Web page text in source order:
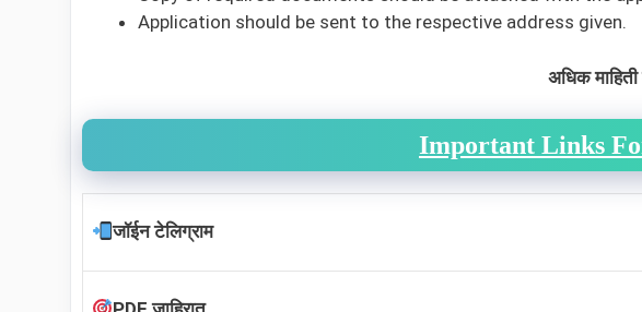
Application should be sent to the respective address given.
अधिक माहिती
Important Links
जॉईन टेलिग्राम